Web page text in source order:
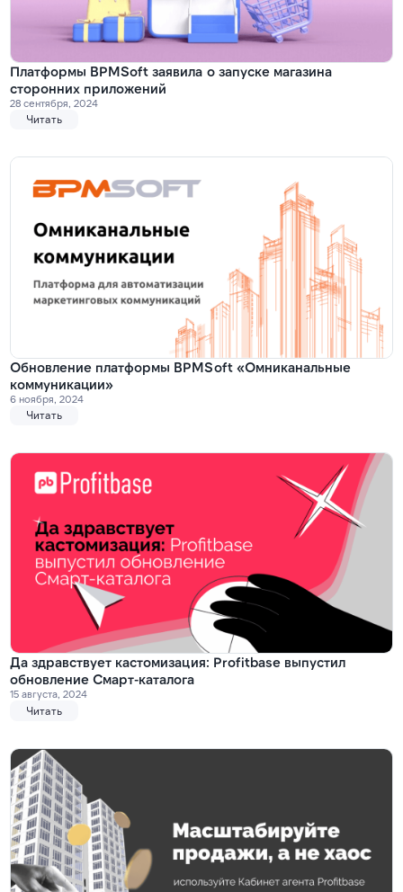
Платформы BPMSoft заявила о запуске магазина
сторонних приложений
28 сентября, 2024
Читать
Обновление платформы BPMSoft «Омниканальные
коммуникации»
6 ноября, 2024
Читать
Да здравствует кастомизация: Profitbase выпустил
обновление Смарт-каталога
15 августа, 2024
Читать